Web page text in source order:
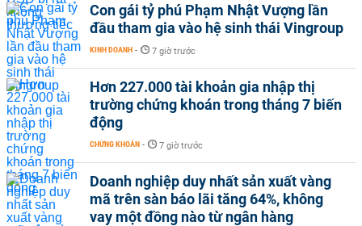
Con gái tỷ phú Phạm Nhật Vượng lần
đầu tham gia vào hệ sinh thái Vingroup
KINH DOANH - 7 giờ trước
Hơn 227.000 tài khoản gia nhập thị
trường chứng khoán trong tháng 7 biến
động
CHỨNG KHOÁN - 7 giờ trước
Doanh nghiệp duy nhất sản xuất vàng
mã trên sàn báo lãi tăng 64%, không
vay một đồng nào từ ngân hàng